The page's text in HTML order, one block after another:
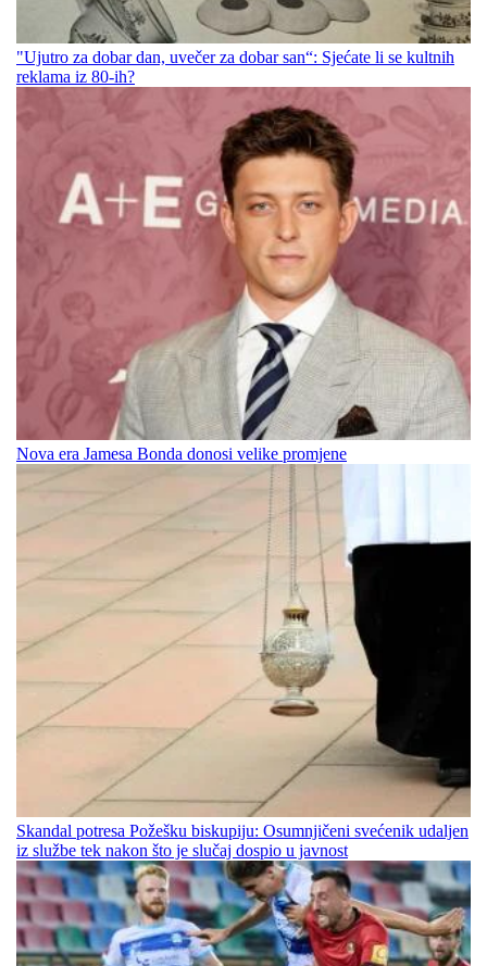
"Ujutro za dobar dan, uvečer za dobar san“: Sjećate li se kultnih
reklama iz 80-ih?
Nova era Jamesa Bonda donosi velike promjene
Skandal potresa Požešku biskupiju: Osumnjičeni svećenik udaljen
iz službe tek nakon što je slučaj dospio u javnost